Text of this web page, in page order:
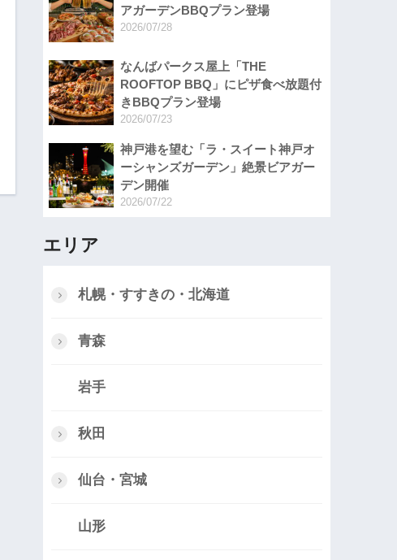
アガーデンBBQプラン登場
2026/07/28
なんばパークス屋上「THE
ROOFTOP BBQ」にピザ食べ放題付
きBBQプラン登場
2026/07/23
神戸港を望む「ラ・スイート神戸オ
ーシャンズガーデン」絶景ビアガー
デン開催
2026/07/22
エリア
札幌・すすきの・北海道
青森
岩手
秋田
仙台・宮城
山形